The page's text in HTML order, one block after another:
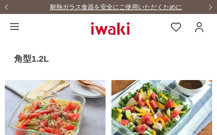
耐熱ガラス食器を安全にご使用いただくために
角型1.2L